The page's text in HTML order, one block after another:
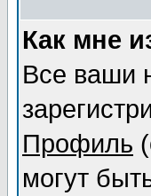
Как мне
Все ваши
Профиль
могут